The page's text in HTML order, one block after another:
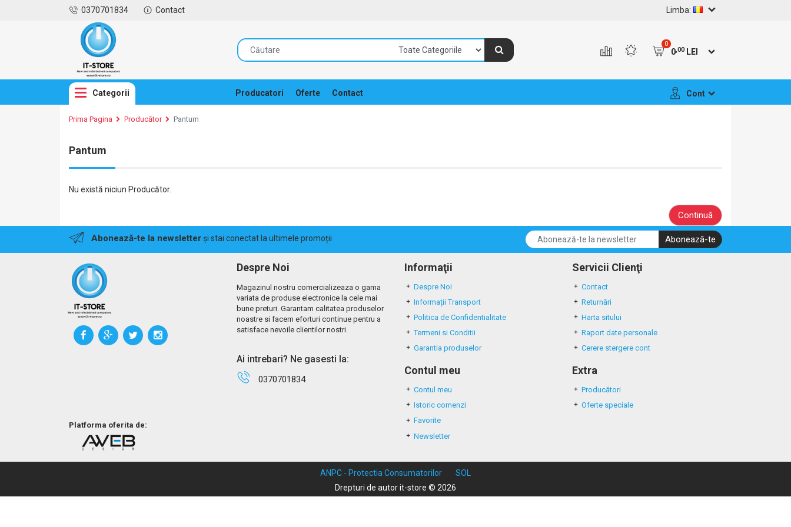
0370701834 Contact Limba:
0
0,00LEI
Categorii Producatori Oferte Contact Cont
Prima Pagina Producător Pantum
Pantum
Nu există niciun Producător.
Continuă
Abonează-te la newsletterși stai conectat la ultimele promoții Abonează-te
Platforma oferita de:
Despre Noi
Magazinul nostru comercializeaza o gama
variata de produse electronice la cele mai
bune preturi. Garantam calitatea produselor
noastre si facem eforturi continue pentru a
satisface nevoile clientilor nostri.
Ai intrebari? Ne gasesti la:
0370701834
Informaţii
Despre Noi
Informații Transport
Politica de Confidentialitate
Termeni si Conditii
Garantia produselor
Servicii Clienţi
Contact
Returnări
Harta sitului
Raport date personale
Cerere stergere cont
Contul meu
Contul meu
Istoric comenzi
Favorite
Newsletter
Extra
Producători
Oferte speciale
ANPC - Protectia Consumatorilor
SOL
Drepturi de autor it-store © 2026